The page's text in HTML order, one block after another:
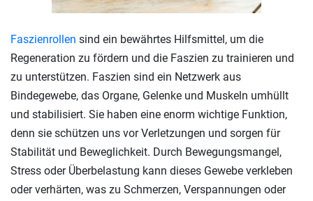
Faszienrollen sind ein bewährtes Hilfsmittel, um die
Regeneration zu fördern und die Faszien zu trainieren und
zu unterstützen. Faszien sind ein Netzwerk aus
Bindegewebe, das Organe, Gelenke und Muskeln umhüllt
und stabilisiert. Sie haben eine enorm wichtige Funktion,
denn sie schützen uns vor Verletzungen und sorgen für
Stabilität und Beweglichkeit. Durch Bewegungsmangel,
Stress oder Überbelastung kann dieses Gewebe verkleben
oder verhärten, was zu Schmerzen, Verspannungen oder